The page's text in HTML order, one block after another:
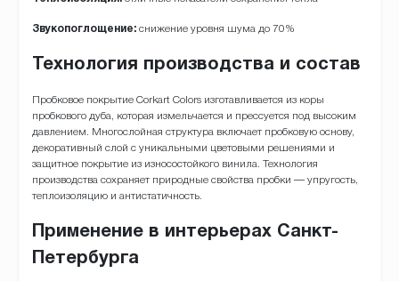
Звукопоглощение:снижение уровня шума до 70%
Технология производства и состав
Пробковое покрытие Corkart Colors изготавливается из коры
пробкового дуба, которая измельчается и прессуется под высоким
давлением. Многослойная структура включает пробковую основу,
декоративный слой с уникальными цветовыми решениями и
защитное покрытие из износостойкого винила. Технология
производства сохраняет природные свойства пробки — упругость,
теплоизоляцию и антистатичность.
Применение в интерьерах Санкт-
Петербурга